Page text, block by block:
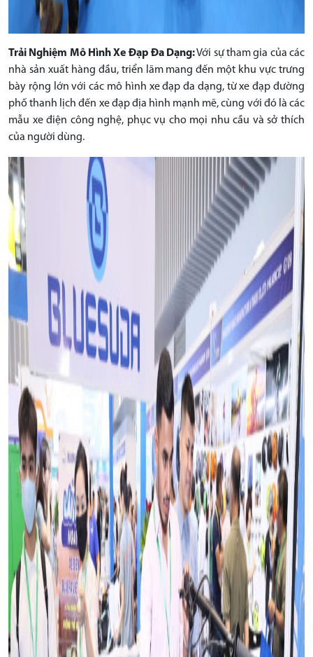
Trải Nghiệm Mô Hình Xe Đạp Đa Dạng:Với sự tham gia của các
nhà sản xuất hàng đầu, triển lãm mang đến một khu vực trưng
bày rộng lớn với các mô hình xe đạp đa dạng, từ xe đạp đường
phố thanh lịch đến xe đạp địa hình mạnh mẽ, cùng với đó là các
mẫu xe điện công nghệ, phục vụ cho mọi nhu cầu và sở thích
của người dùng.